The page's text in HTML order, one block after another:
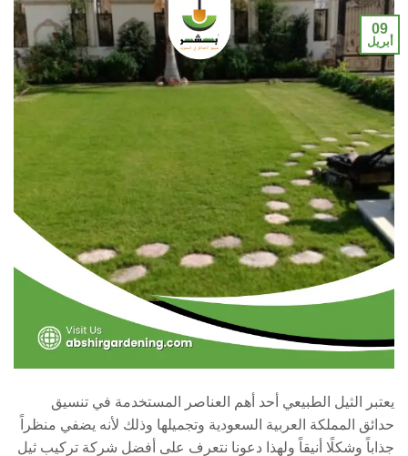
09
أبريل
يعتبر الثيل الطبيعي أحد أهم العناصر المستخدمة في تنسيق
حدائق المملكة العربية السعودية وتجميلها وذلك لأنه يضفي منظراً
جذاباً وشكلًا أنيقاً ولهذا دعونا نتعرف على أفضل شركة تركيب ثيل